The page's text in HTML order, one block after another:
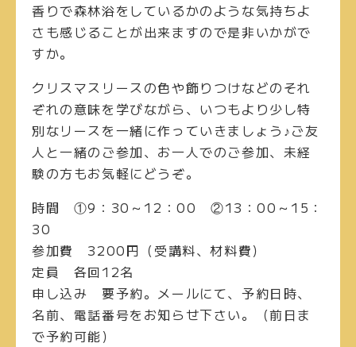
香りで森林浴をしているかのような気持ちよ
さも感じることが出来ますので是非いかがで
すか。
クリスマスリースの色や飾りつけなどのそれ
ぞれの意味を学びながら、いつもより少し特
別なリースを一緒に作っていきましょう♪ご友
人と一緒のご参加、お一人でのご参加、未経
験の方もお気軽にどうぞ。
時間 ①9：30～12：00 ②13：00～15：
30
参加費
3200円（受講料、材料費）
定員
各回12名
申し込み 要予約。メールにて、予約日時、
名前、電話番号をお知らせ下さい。（前日ま
で予約可能）